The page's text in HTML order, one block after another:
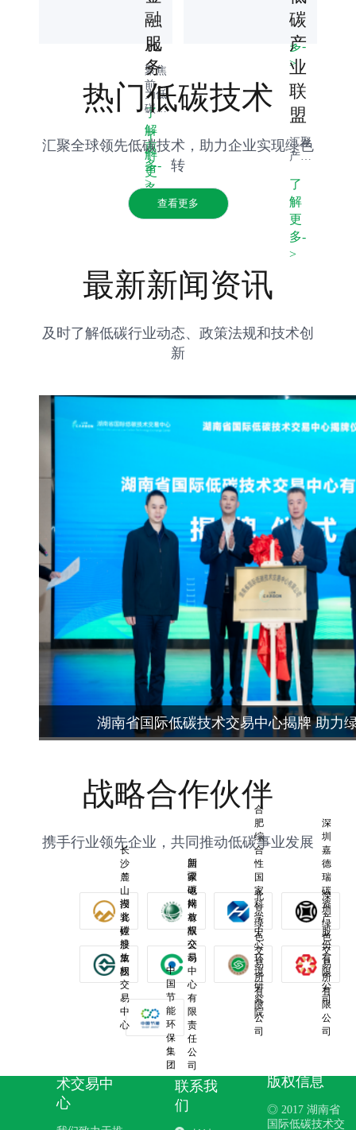
孵
化
聚焦
前沿
低碳
技术
研
发，
提供
孵化
支
持，
程。
了
解
更
多-
>
低碳
技术
可行
性分
析，
为企
业技
术选
型提
供科
学
据。
解
更
多-
>
融
服
务
为低
碳项
目提
供融
资支
持，
创新
金融
产
可持
续发
展项
地。
了
解
更
多-
碳
产
业
联
盟
汇聚
产业
下游
资
源，
搭建
合作
平
协同
发
了
解
更
多-
>
热门低碳技术
汇聚全球领先低碳技术，助力企业实现绿色
转
查看更多
最新新闻资讯
及时了解低碳行业动态、政策法规和技术创
新
湖南省国际低碳技术交易中心揭牌 助力
战略合作伙伴
携手行业领先企业，共同推动低碳事业发展
长
沙
麓
山
投
资
控
股
集
团
国
家
电
网
有
限
公
司
合
肥
综
合
性
国
家
科
学
中
心
环
境
研
究
院
深
圳
嘉
德
瑞
碳
资
产
股
份
有
限
公
司
湖
北
碳
排
放
权
交
易
中
心
新
疆
碳
排
放
权
交
易
中
心
有
限
责
任
公
司
北
京
绿
色
交
易
所
有
限
公
司
深
圳
绿
色
交
易
所
有
限
公
司
中
国
节
能
环
保
集
团
术交易中
心
联系我
们
版权信息
◎ 2017 湖南省
国际低碳技术交